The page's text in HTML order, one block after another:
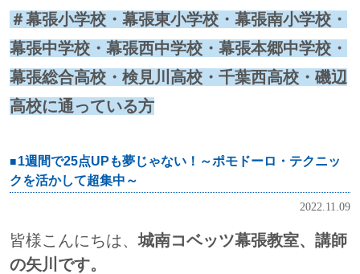
＃幕張小学校・幕張東小学校・幕張南小学校・
幕張中学校・幕張西中学校・幕張本郷中学校・
幕張総合高校・検見川高校・千葉西高校・磯辺
高校に通っている方
1週間で25点UPも夢じゃない！～ポモドーロ・テクニッ
クを活かして超集中～
2022.11.09
皆様こんにちは、城南コベッツ幕張教室、講師
の矢川です。